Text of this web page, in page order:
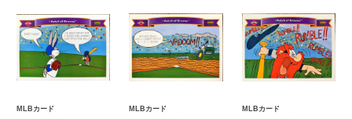
MLBカード
MLBカード
MLBカード